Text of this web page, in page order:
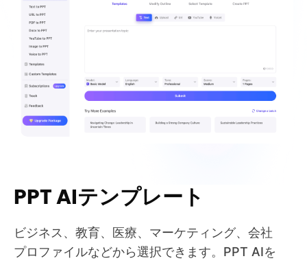
PPT AIテンプレート
ビジネス、教育、医療、マーケティング、会社
プロファイルなどから選択できます。PPT AIを